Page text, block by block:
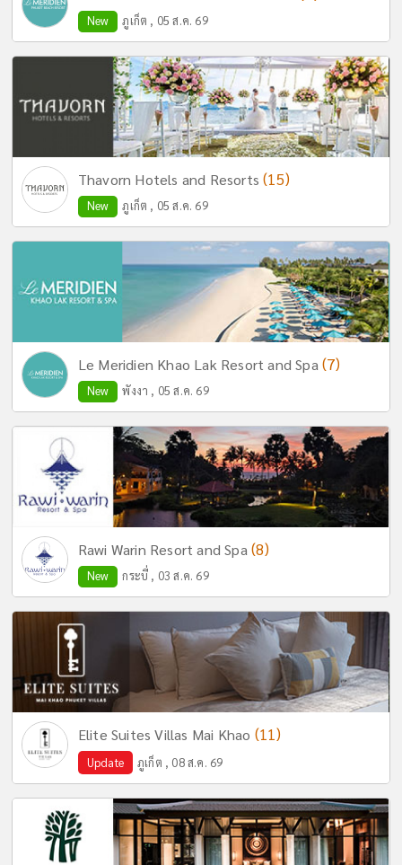
New ภูเก็ต , 05 ส.ค. 69
Thavorn Hotels and Resorts(15)
New ภูเก็ต , 05 ส.ค. 69
Le Meridien Khao Lak Resort and Spa (7)
New พังงา , 05 ส.ค. 69
Rawi Warin Resort and Spa (8)
New กระบี่ , 03 ส.ค. 69
Elite Suites Villas Mai Khao (11)
Update ภูเก็ต , 08 ส.ค. 69